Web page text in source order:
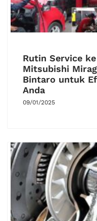
Rutin Service
Mitsubishi
Bintaro untuk
Anda
09/01/2025